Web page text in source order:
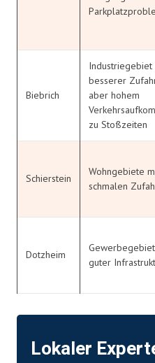
Biebrich
Industriegebiet
besserer
aber hohem
zu Stoßzeiten
Schierstein
Wohngebiete
schmalen
Dotzheim
guter
Lokaler